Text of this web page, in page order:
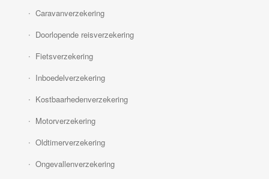
Caravanverzekering
Doorlopende reisverzekering
Fietsverzekering
Inboedelverzekering
Kostbaarhedenverzekering
Motorverzekering
Oldtimerverzekering
Ongevallenverzekering